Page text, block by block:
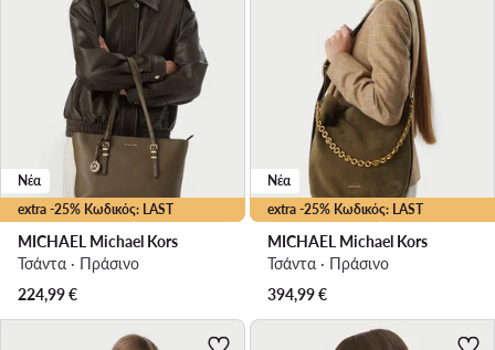
extra -25% Κωδικός: LAST
Νέα
MICHAEL Michael Kors
Τσάντα · Πράσινο
224,99€
extra -25% Κωδικός: LAST
Νέα
MICHAEL Michael Kors
Τσάντα · Πράσινο
394,99€